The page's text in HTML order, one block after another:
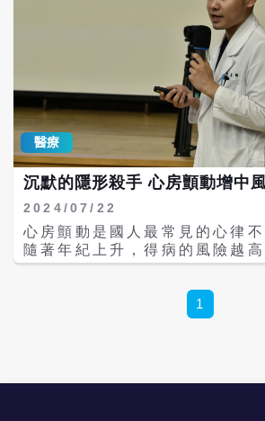
醫療
沉默的隱形殺手 心房顫動增中
2024/07/22
心房顫動是國人最常見的心律不
隨著年紀上升，得病的風險越
濟醫院心臟內科李禎元醫師指
者可能會有頭暈、無力、心悸
促等症狀，但25%的心房顫動
狀。由於心房顫動患者的中風
1